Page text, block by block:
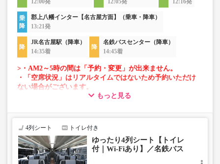
12:00発 12:05発 12:16発
郡上八幡インター【名古屋方面】（乗車・降車）
13:21発
JR名古屋駅（降車）
14:35着
名鉄バスセンター（降車）
14:45着
>・AM2～5時の間は「予約・変更」が出来ません。
・「空席状況」はリアルタイムではないため予約いただけ
ない場合がございます。
・車両は予告なく変更となる場合がございます。これに伴
で、あらかじめご了承ください。
もっと見る
4列シート トイレ付き
ゆったり4列シート【トイレ
付｜Wi-Fiあり】／名鉄バス